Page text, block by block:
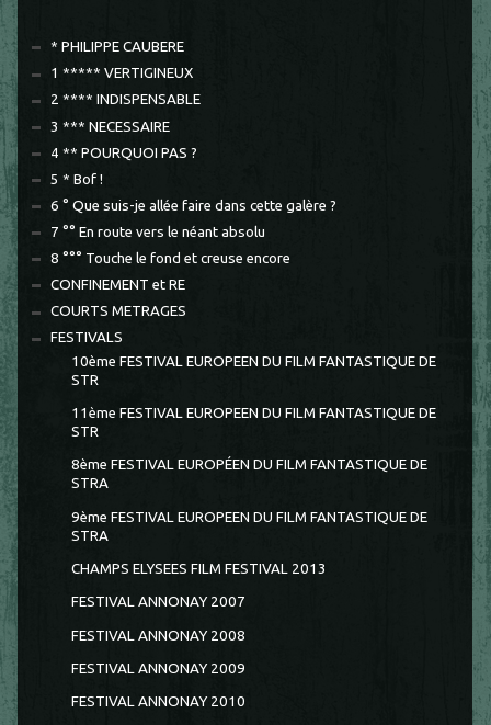
* PHILIPPE CAUBERE
1 ***** VERTIGINEUX
2 **** INDISPENSABLE
3 *** NECESSAIRE
4 ** POURQUOI PAS ?
5 * Bof !
6 ° Que suis-je allée faire dans cette galère ?
7 °° En route vers le néant absolu
8 °°° Touche le fond et creuse encore
CONFINEMENT et RE
COURTS METRAGES
FESTIVALS
10ème FESTIVAL EUROPEEN DU FILM FANTASTIQUE DE
STR
11ème FESTIVAL EUROPEEN DU FILM FANTASTIQUE DE
STR
8ème FESTIVAL EUROPÉEN DU FILM FANTASTIQUE DE
STRA
9ème FESTIVAL EUROPEEN DU FILM FANTASTIQUE DE
STRA
CHAMPS ELYSEES FILM FESTIVAL 2013
FESTIVAL ANNONAY 2007
FESTIVAL ANNONAY 2008
FESTIVAL ANNONAY 2009
FESTIVAL ANNONAY 2010